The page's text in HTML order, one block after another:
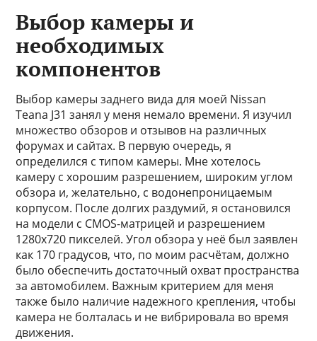
Выбор камеры и
необходимых
компонентов
Выбор камеры заднего вида для моей Nissan
Teana J31 занял у меня немало времени. Я изучил
множество обзоров и отзывов на различных
форумах и сайтах. В первую очередь, я
определился с типом камеры. Мне хотелось
камеру с хорошим разрешением, широким углом
обзора и, желательно, с водонепроницаемым
корпусом. После долгих раздумий, я остановился
на модели с CMOS-матрицей и разрешением
1280x720 пикселей. Угол обзора у неё был заявлен
как 170 градусов, что, по моим расчётам, должно
было обеспечить достаточный охват пространства
за автомобилем. Важным критерием для меня
также было наличие надежного крепления, чтобы
камера не болталась и не вибрировала во время
движения.